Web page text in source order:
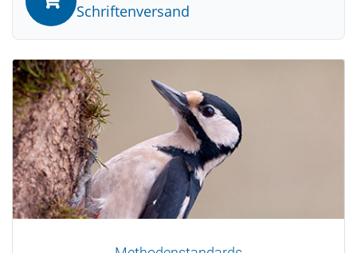
Schriftenversand